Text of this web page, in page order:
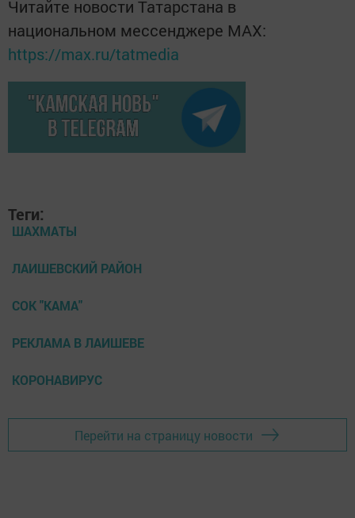
Читайте новости Татарстана в
национальном мессенджере MАХ:
https://max.ru/tatmedia
Теги:
ШАХМАТЫ
ЛАИШЕВСКИЙ РАЙОН
СОК "КАМА"
РЕКЛАМА В ЛАИШЕВЕ
КОРОНАВИРУС
Перейти на страницу новости